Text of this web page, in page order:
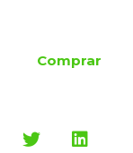
Comprar